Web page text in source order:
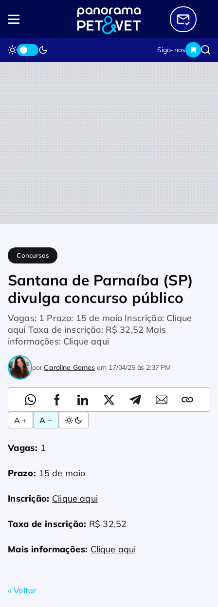
Siga-nos
Home Concursos
Concursos
Santana de Parnaíba (SP)
divulga concurso público
Vagas: 1 Prazo: 15 de maio Inscrição: Clique
aqui Taxa de inscrição: R$ 32,52 Mais
informações: Clique aqui
porCaroline Gomes em 17/04/25 às 2:37 PM
A + A −
Vagas: 1
Prazo: 15 de maio
Inscrição: Clique aqui
Taxa de inscrição: R$ 32,52
Mais informações: Clique aqui
« Voltar